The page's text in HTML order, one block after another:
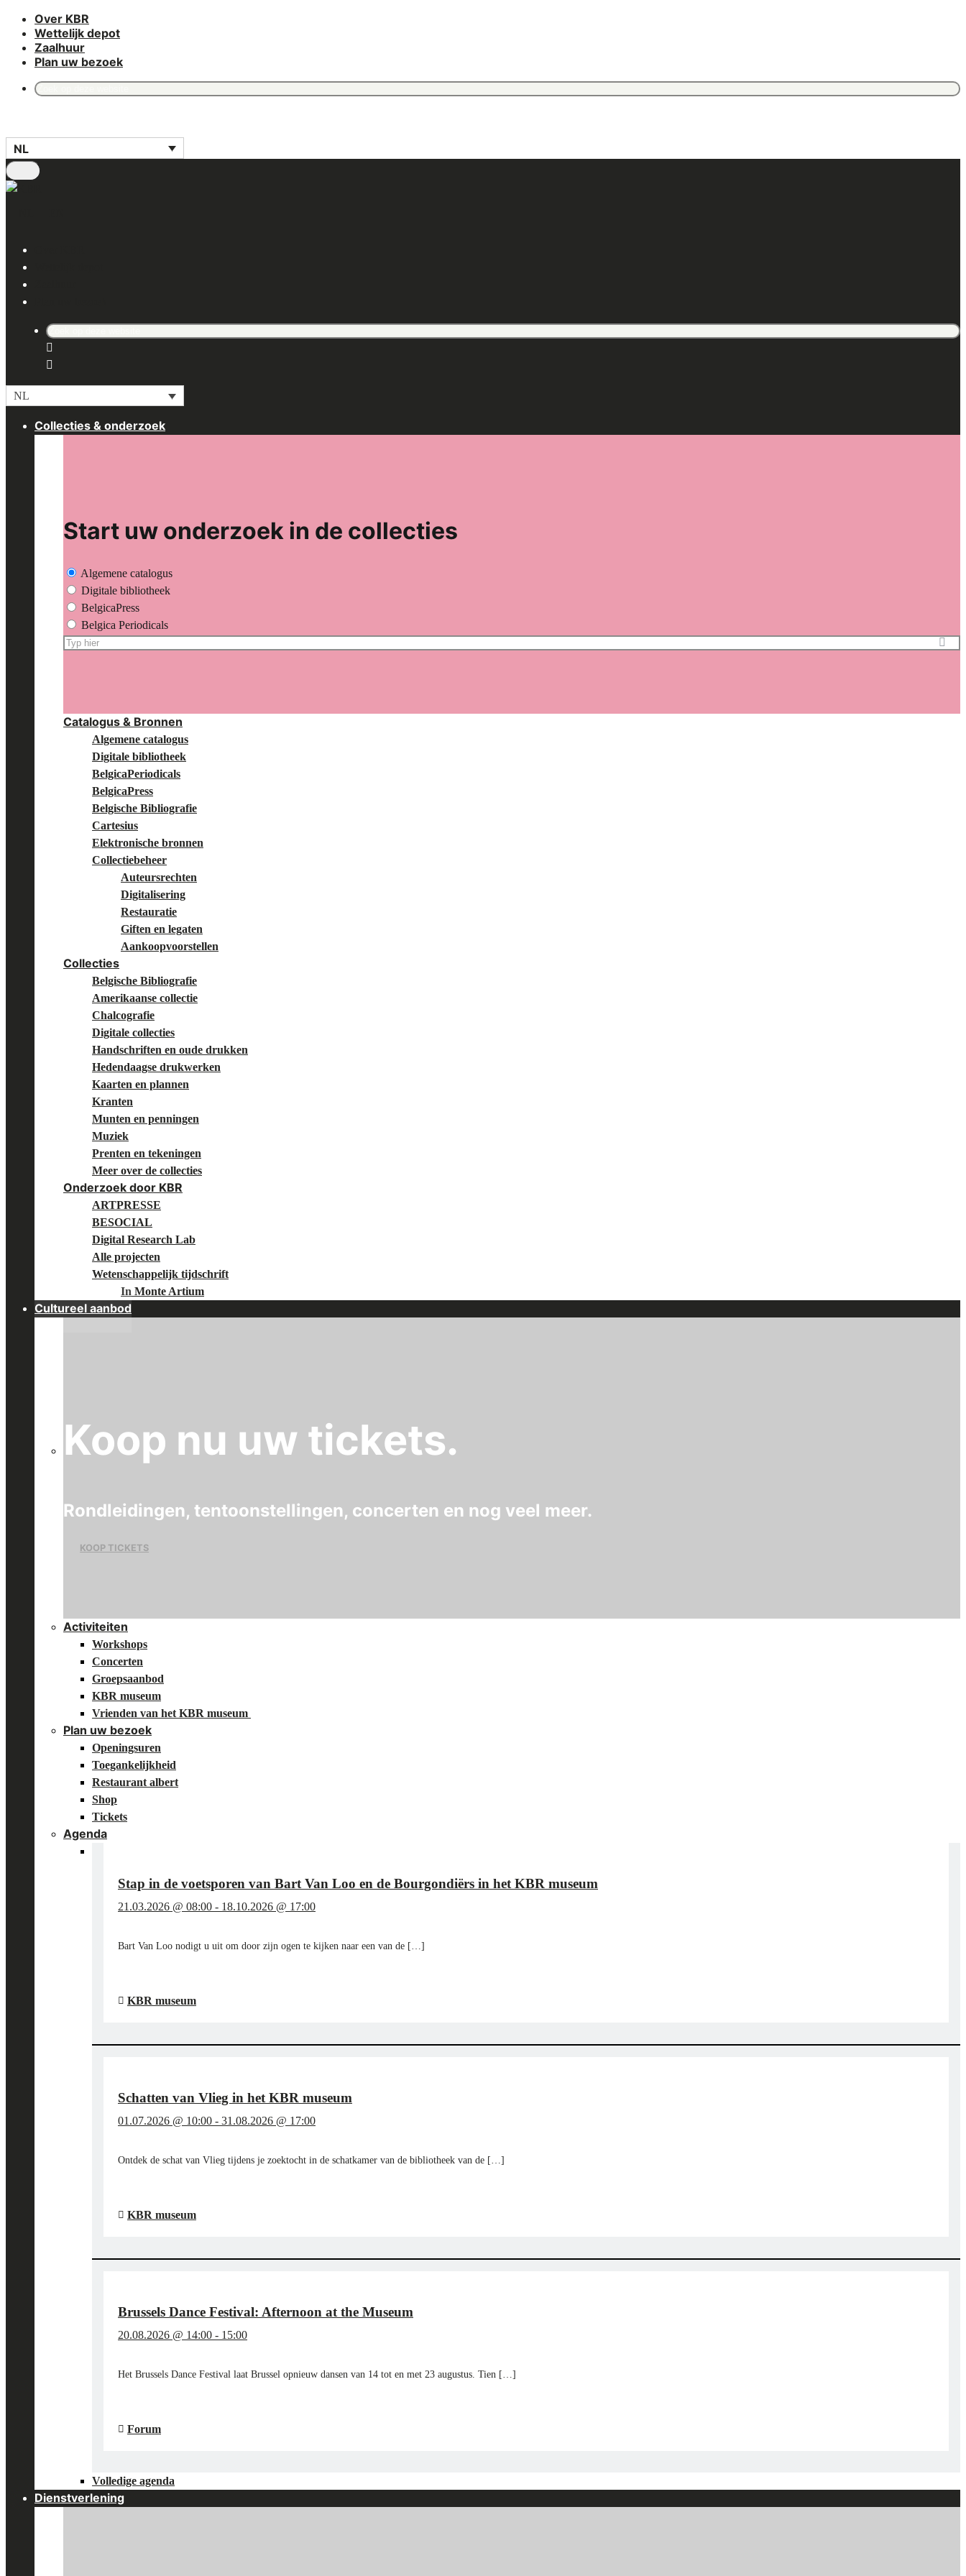
Skip
main
content
Over KBR
Wettelijk depot
Zaalhuur
Plan uw bezoek
Search
for:
NL
Search
for:
NL
Collecties & onderzoek
Start uw onderzoek in de collecties
Algemene catalogus
Digitale bibliotheek
BelgicaPress
Belgica Periodicals
Zoeken
Catalogus & Bronnen
Algemene catalogus
Digitale bibliotheek
BelgicaPeriodicals
BelgicaPress
Belgische Bibliografie
Cartesius
Elektronische bronnen
Collectiebeheer
Auteursrechten
Digitalisering
Restauratie
Giften en legaten
Aankoopvoorstellen
Collecties
Belgische Bibliografie
Amerikaanse collectie
Chalcografie
Digitale collecties
Handschriften en oude drukken
Hedendaagse drukwerken
Kaarten en plannen
Kranten
Munten en penningen
Muziek
Prenten en tekeningen
Meer over de collecties
Onderzoek door KBR
ARTPRESSE
BESOCIAL
Digital Research Lab
Alle projecten
Wetenschappelijk tijdschrift
In Monte Artium
Cultureel aanbod
Koop nu uw tickets.
Rondleidingen, tentoonstellingen, concerten en nog veel meer.
KOOP TICKETS
Activiteiten
Workshops
Concerten
Groepsaanbod
KBR museum
Vrienden van het KBR museum
Plan uw bezoek
Openingsuren
Toegankelijkheid
Restaurant albert
Shop
Tickets
Agenda
Stap in de voetsporen van Bart Van Loo en de Bourgondiërs in het KBR museum
21.03.2026 @ 08:00 - 18.10.2026 @ 17:00
Bart Van Loo nodigt u uit om door zijn ogen te kijken naar een van de […]
DE
BART
DE
IN
KBR
KBR museum
Schatten van Vlieg in het KBR museum
01.07.2026 @ 10:00 - 31.08.2026 @ 17:00
Ontdek de schat van Vlieg tijdens je zoektocht in de schatkamer van de bibliotheek van de […]
VLIEG
KBR
KBR museum
Brussels Dance Festival: Afternoon at the Museum
20.08.2026 @ 14:00 - 15:00
Het Brussels Dance Festival laat Brussel opnieuw dansen van 14 tot en met 23 augustus. Tien […]
Forum
Volledige agenda
Dienstverlening